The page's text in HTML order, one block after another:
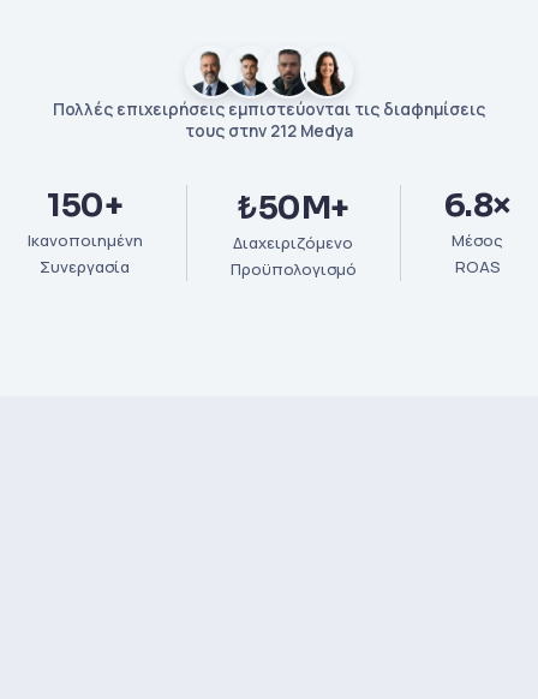
Πολλές επιχειρήσεις εμπιστεύονται τις διαφημίσεις
τους στην 212 Medya
150+
Ικανοποιημένη
Συνεργασία
₺50M+
Διαχειριζόμενο
Προϋπολογισμό
6.8×
Μέσος
ROAS